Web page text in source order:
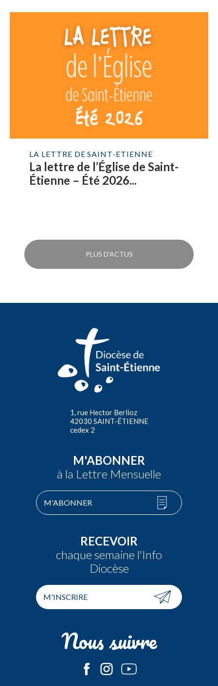
LA LETTRE DE SAINT-ETIENNE
La lettre de l’Église de Saint-
Étienne – Été 2026...
PLUS D'ACTUS
1, rue Hector Berlioz
42030 SAINT-ÉTIENNE
cedex 2
M'ABONNER
à la Lettre Mensuelle
M'ABONNER
RECEVOIR
chaque semaine l'Info
Diocèse
M'INSCRIRE
Nous suivre